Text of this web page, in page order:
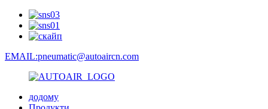
EMAIL:pneumatic@autoaircn.com
додому